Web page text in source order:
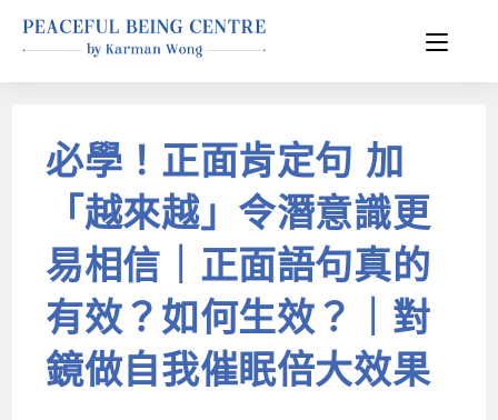
必學！正面肯定句 加
「越來越」令潛意識更
易相信｜正面語句真的
有效？如何生效？｜對
鏡做自我催眠倍大效果